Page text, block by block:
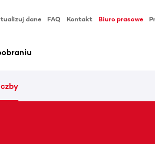
dane FAQ Kontakt Biuro prasowe